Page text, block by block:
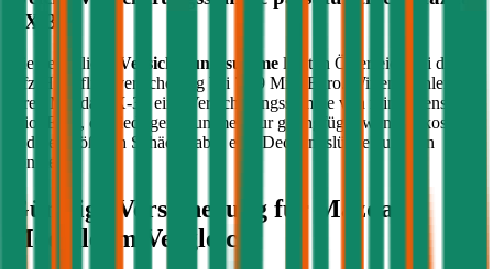
CX-30
Die gesetzliche Versicherungssumme liegt in Österreich bei der
Kfz-Haftpflichtversicherung bei 7,79 Mio. Euro. Wir empfehlen für
Ihren Mazda CX-30
eine Versicherungssumme von mindestens 20
Mio. Euro, da niedrigere Summen nur geringfügig weniger kosten
und bei größeren Schäden aber eine Deckungslücke auftreten
könnte.
Günstige Versicherung für
Mazda
Modelle im Vergleich: